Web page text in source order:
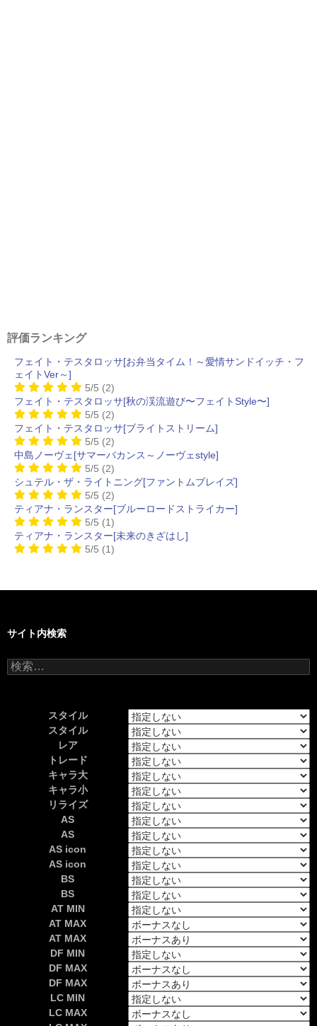
評価ランキング
フェイト・テスタロッサ[お弁当タイム！～愛情サンドイッチ・フ
ェイトVer～]
5/5 (2)
フェイト・テスタロッサ[秋の渓流遊び〜フェイトStyle〜]
5/5 (2)
フェイト・テスタロッサ[ブライトストリーム]
5/5 (2)
中島ノーヴェ[サマーバカンス～ノーヴェstyle]
5/5 (2)
シュテル・ザ・ライトニング[ファントムブレイズ]
5/5 (2)
ティアナ・ランスター[ブルーロードストライカー]
5/5 (1)
ティアナ・ランスター[未来のきざはし]
5/5 (1)
サイト内検索
検
索:
スタイル
スタイル
レア
トレード
キャラ大
キャラ小
リライズ
AS
AS
AS icon
AS icon
BS
BS
AT MIN
AT MAX
AT MAX
DF MIN
DF MAX
DF MAX
LC MIN
LC MAX